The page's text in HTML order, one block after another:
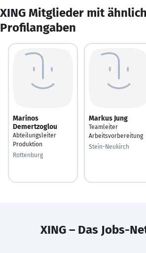
XING Mitglieder mit
Profilangaben
Marinos
Demertzoglou
Abteilungsleiter
Produktion
Rottenburg
Markus Jung
Teamleiter
Arbeitsvorbereitung
Stein-Neukirch
XING – Das Jobs-